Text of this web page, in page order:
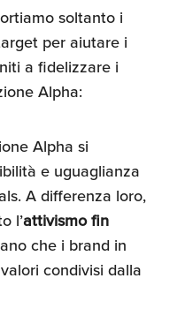
soltanto i
per aiutare i
a fidelizzare i
Alpha:
Alpha si
e uguaglianza
A differenza loro,
l’attivismo fin
che i brand in
condivisi dalla